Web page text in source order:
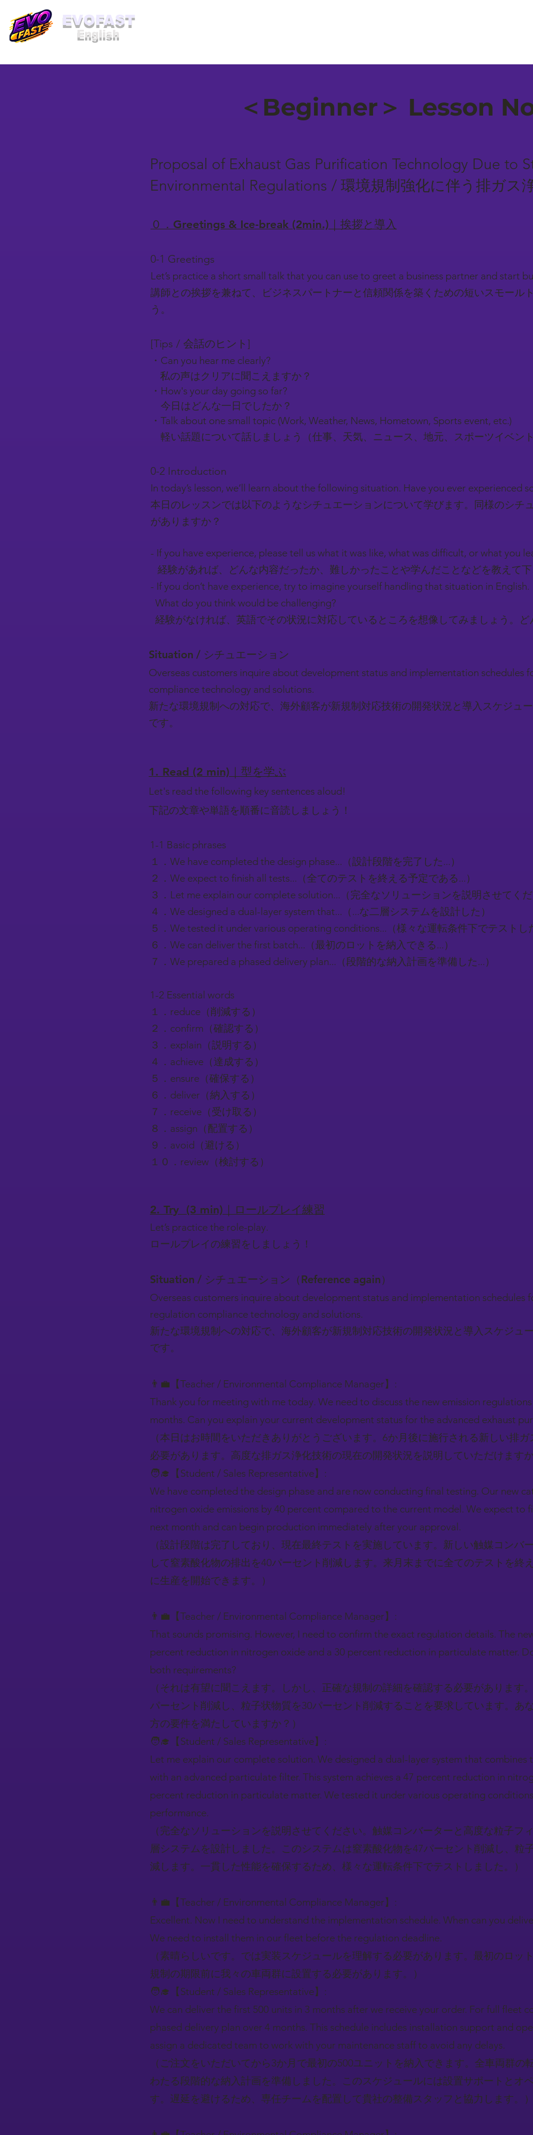
​EVOFAST
English
＜Beginner＞ Lesson
Proposal of Exhaust Gas Purification Technology Due to
Environmental Regulations / 環境規制強化に伴う排ガス
０．Greetings & Ice-break (2min.)｜挨拶と導入
0-1 Greetings
Let’s practice a short small talk that you can use to greet a business partner and start
講師との挨拶を兼ねて、ビジネスパートナーと信頼関係を築くための短いスモール
う。
[Tips / 会話のヒント]
・Can you hear me clearly?
私の声はクリアに聞こえますか？
・How's your day going so far?
今日はどんな一日でしたか？
・Talk about one small topic (Work, Weather, News, Hometown, Sports event, etc.)
軽い話題について話しましょう（仕事、天気、ニュース、地元、スポーツイベント
0-2 Introduction​
In today’s lesson, we’ll learn about the following situation. Have you ever experienced
本日のレッスンでは以下のようなシチュエーションについて学びます。同様のシチ
がありますか？​
- If you have experience, please tell us what it was like, what was difficult, or what you
経験があれば、どんな内容だったか、難しかったことや学んだことなどを教えて下
- If you don’t have experience, try to imagine yourself handling that situation in English.
What do you think would be challenging?
経験がなければ、英語でその状況に対応しているところを想像してみましょう。ど
Situation / シチュエーション
Overseas customers inquire about development status and implementation schedules
compliance technology and solutions.
新たな環境規制への対応で、海外顧客が新規制対応技術の開発状況と導入スケジュ
です。
1. Read (2 min)｜型を学ぶ
Let's read the following key sentences aloud!
下記の文章や単語を順番に音読しましょう！
1-1 Basic phrases
１．We have completed the design phase...（設計段階を完了した...）
２．We expect to finish all tests...（全てのテストを終える予定である...）
３．Let me explain our complete solution...（完全なソリューションを説明させてくだ
４．We designed a dual-layer system that...（...な二層システムを設計した）
５．We tested it under various operating conditions...（様々な運転条件下でテストし
６．We can deliver the first batch...（最初のロットを納入できる...）
７．We prepared a phased delivery plan...（段階的な納入計画を準備した...）
1-2 Essential words
１．reduce（削減する）
２．confirm（確認する）
３．explain（説明する）
４．achieve（達成する）
５．ensure（確保する）
６．deliver（納入する）
７．receive（受け取る）
８．assign（配置する）
９．avoid（避ける）
１０．review（検討する）
2. Try (3 min)｜ロールプレイ練習
Let’s practice the role-play.
ロールプレイの練習をしましょう！
Situation / シチュエーション（Reference again）
Overseas customers inquire about development status and implementation schedules
regulation compliance technology and solutions.
新たな環境規制への対応で、海外顧客が新規制対応技術の開発状況と導入スケジュ
です。
👨‍💼【Teacher / Environmental Compliance Manager】:
Thank you for meeting with me today. We need to discuss the new emission
months. Can you explain your current development status for the advanced exhaust
（本日はお時間をいただきありがとうございます。6か月後に施行される新しい排
必要があります。高度な排ガス浄化技術の現在の開発状況を説明していただけますか
🧑‍🎓【Student / Sales Representative】:
We have completed the design phase and are now conducting final testing. Our new
nitrogen oxide emissions by 40 percent compared to the current model. We expect to
next month and can begin production immediately after your approval.
（設計段階は完了しており、現在最終テストを実施しています。新しい触媒コンバ
して窒素酸化物の排出を40パーセント削減します。来月末までに全てのテストを終
に生産を開始できます。）
👨‍💼【Teacher / Environmental Compliance Manager】:
That sounds promising. However, I need to confirm the exact regulation details. The
percent reduction in nitrogen oxide and a 30 percent reduction in particulate matter.
both requirements?
（それは有望に聞こえます。しかし、正確な規制の詳細を確認する必要があります
パーセント削減し、粒子状物質を30パーセント削減することを要求しています。あ
方の要件を満たしていますか？）
🧑‍🎓【Student / Sales Representative】:
Let me explain our complete solution. We designed a dual-layer system that combines
with an advanced particulate filter. This system achieves a 47 percent reduction in
percent reduction in particulate matter. We tested it under various operating
performance.
（完全なソリューションを説明させてください。触媒コンバーターと高度な粒子フ
層システムを設計しました。このシステムは窒素酸化物を47パーセント削減し、粒
減します。一貫した性能を確保するため、様々な運転条件下でテストしました。）
👨‍💼【Teacher / Environmental Compliance Manager】:
Excellent. Now I need to understand the implementation schedule. When can you
We need to install them in our fleet before the regulation deadline.
（素晴らしいです。では実装スケジュールを理解する必要があります。最初のロッ
規制の期限前に我々の車両群に設置する必要があります。）
🧑‍🎓【Student / Sales Representative】:
We can deliver the first 500 units in 3 months after we receive your order. For full fleet
phased delivery plan over 4 months. This schedule includes installation support and
assign a dedicated team to work with your maintenance staff to avoid any delays.
（ご注文をいただいてから3か月で最初の500ユニットを納入できます。全車両群の
わたる段階的な納入計画を準備しました。このスケジュールには設置サポートとオ
す。遅延を避けるため、専任チームを配置して貴社の整備スタッフと協力します。）